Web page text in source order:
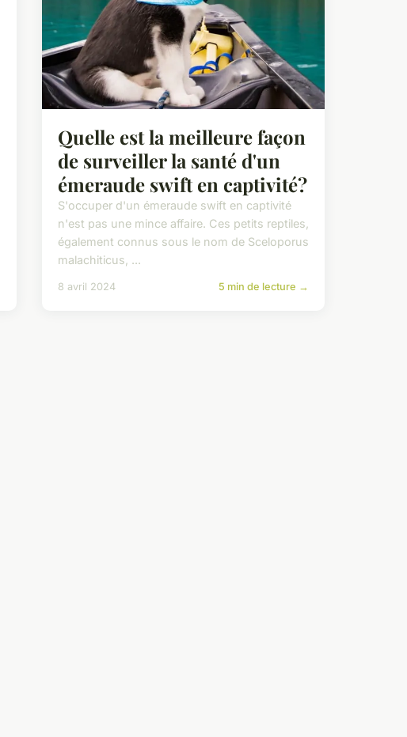
Quelle est la meilleure façon
de surveiller la santé d'un
émeraude swift en captivité?
S'occuper d'un émeraude swift en captivité
n'est pas une mince affaire. Ces petits reptiles,
également connus sous le nom de Sceloporus
malachiticus, ...
8 avril 2024 5 min de lecture →